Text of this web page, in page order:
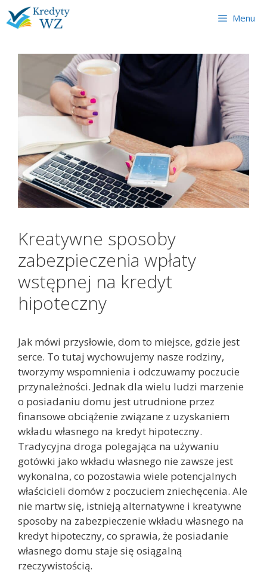
Skip
to
Menu
Kreatywne sposoby
zabezpieczenia wpłaty
wstępnej na kredyt
hipoteczny
Jak mówi przysłowie, dom to miejsce, gdzie jest
serce. To tutaj wychowujemy nasze rodziny,
tworzymy wspomnienia i odczuwamy poczucie
przynależności. Jednak dla wielu ludzi marzenie
o posiadaniu domu jest utrudnione przez
finansowe obciążenie związane z uzyskaniem
wkładu własnego na kredyt hipoteczny.
Tradycyjna droga polegająca na używaniu
gotówki jako wkładu własnego nie zawsze jest
wykonalna, co pozostawia wiele potencjalnych
właścicieli domów z poczuciem zniechęcenia. Ale
nie martw się, istnieją alternatywne i kreatywne
sposoby na zabezpieczenie wkładu własnego na
kredyt hipoteczny, co sprawia, że posiadanie
własnego domu staje się osiągalną
rzeczywistością.